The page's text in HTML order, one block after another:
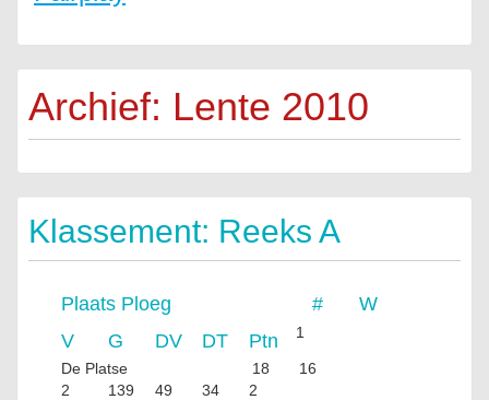
Archief: Lente 2010
Klassement: Reeks A
Plaats Ploeg #
W
V
G DV DT Ptn 1
De Platse 18
16
2
139 49 34
2